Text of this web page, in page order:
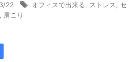
22 オフィスで出来る ストレス
セ
肩こり